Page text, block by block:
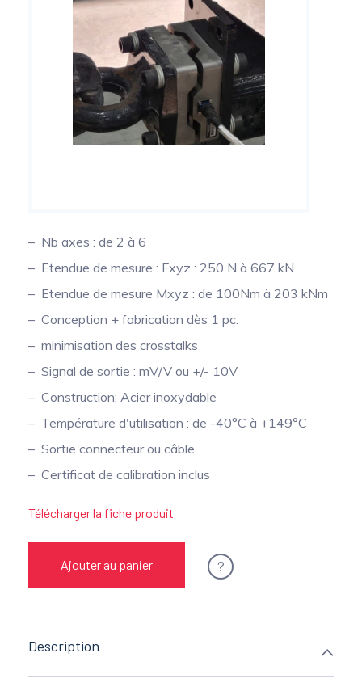
Nb axes : de 2 à 6
Etendue de mesure : Fxyz : 250 N à 667 kN
Etendue de mesure Mxyz : de 100Nm à 203 kNm
Conception + fabrication dès 1 pc.
minimisation des crosstalks
Signal de sortie : mV/V ou +/- 10V
Construction: Acier inoxydable
Température d'utilisation : de -40°C à +149°C
Sortie connecteur ou câble
Certificat de calibration inclus
Télécharger la fiche produit
Ajouter au panier ?
Description
Capteurs de couple de prise de force
Capteur de couple volant
Conditionneurs
chantier par mesure dynamique des efforts
Collecteurs tournants de précision pour la
mesure de température sur arbres tournants